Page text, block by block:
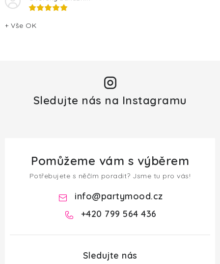
+ Vše OK
Sledujte nás na Instagramu
Pomůžeme vám s výběrem
Potřebujete s něčím poradit? Jsme tu pro vás!
info@partymood.cz
+420 799 564 436